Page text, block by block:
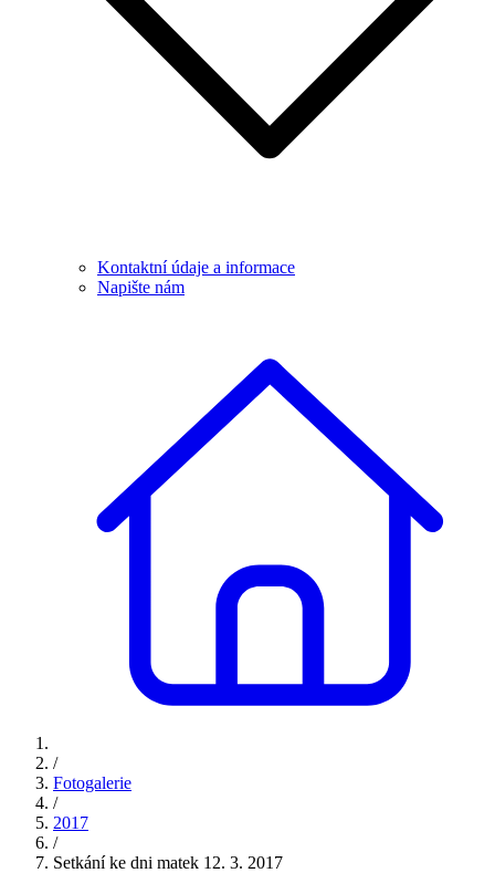
Kontaktní údaje a informace
Napište nám
/
Fotogalerie
/
2017
/
Setkání ke dni matek 12. 3. 2017